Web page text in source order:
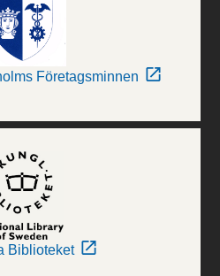
Företagsminnen
Biblioteket